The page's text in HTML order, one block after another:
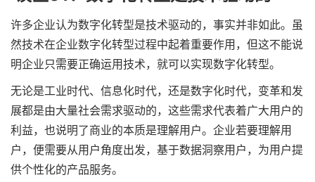
许多企业认为数字化转型是技术驱动的，事实并非如此。虽
然技术在企业数字化转型过程中起着重要作用，但这不能说
明企业只需要正确运用技术，就可以实现数字化转型。
无论是工业时代、信息化时代，还是数字化时代，变革和发
展都是由大量社会需求驱动的，这些需求代表着广大用户的
利益，也说明了商业的本质是理解用户。企业若要理解用
户，便需要从用户角度出发，基于数据洞察用户，为用户提
供个性化的产品服务。